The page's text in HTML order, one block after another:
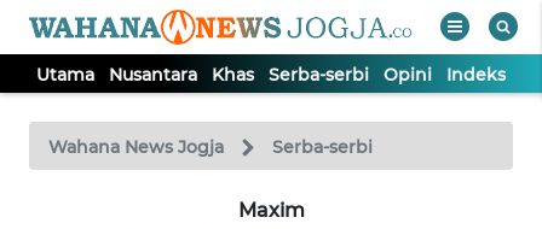
Utama Nusantara Khas Serba-serbi Opini Indeks
Wahana News Jogja Serba-serbi
Maxim
TV
Tutup